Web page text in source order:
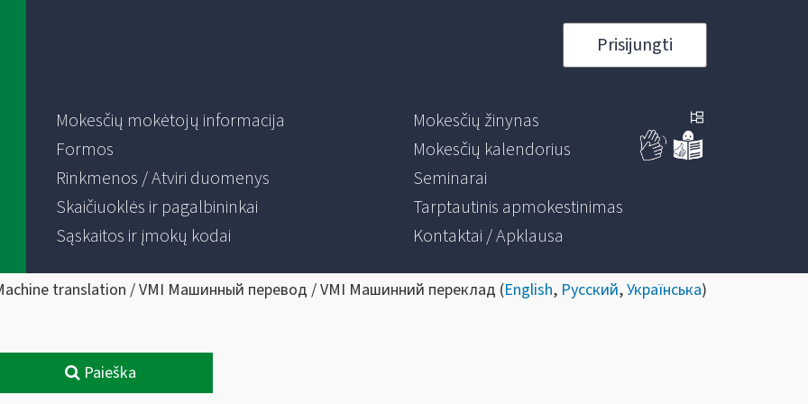
Prisijungti
Mokesčių mokėtojų informacija
Formos
Rinkmenos / Atviri duomenys
Skaičiuoklės ir pagalbininkai
Sąskaitos ir įmokų kodai
Mokesčių žinynas
Mokesčių kalendorius
Seminarai
Tarptautinis apmokestinimas
Kontaktai / Apklausa
translation / VMI Машинный перевод / VMI Машинний переклад (English, Русский,Українська)
Paieška